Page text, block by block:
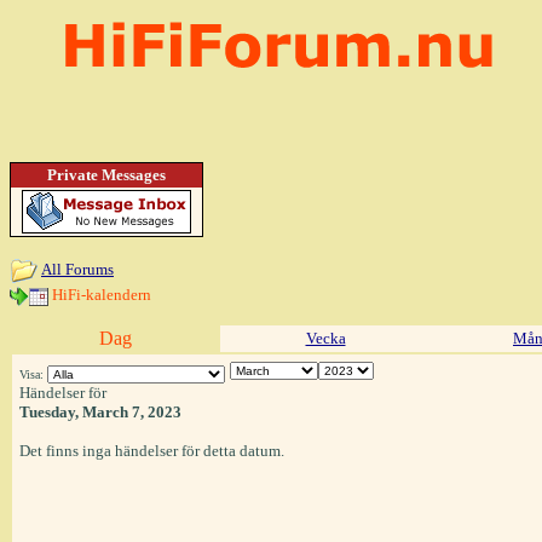
Private Messages
All Forums
HiFi-kalendern
Dag Vecka
Visa:
Händelser för
Tuesday, March 7, 2023
Det finns inga händelser för detta datum.